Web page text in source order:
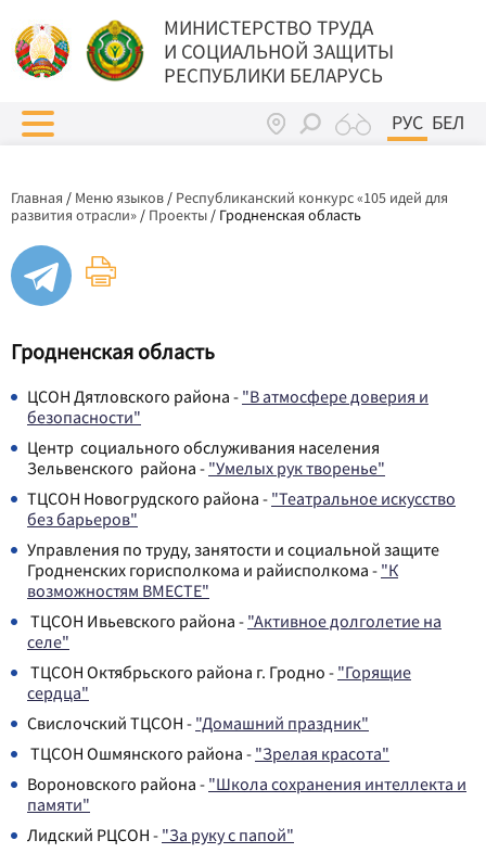
МИНИСТЕРСТВО ТРУДА
И СОЦИАЛЬНОЙ ЗАЩИТЫ
РЕСПУБЛИКИ БЕЛАРУСЬ
РУС БЕЛ
Главная / Меню языков / Республиканский конкурс «105 идей для
развития отрасли» / Проекты / Гродненская область
Гродненская область
ЦСОН Дятловского района - "В атмосфере доверия и
безопасности"
Центр социального обслуживания населения
Зельвенского района - "Умелых рук творенье"
ТЦСОН Новогрудского района - "Театральное искусство
без барьеров"
Управления по труду, занятости и социальной защите
Гродненских горисполкома и райисполкома - "К
возможностям ВМЕСТЕ"
ТЦСОН Ивьевского района - "Активное долголетие на
селе"
ТЦСОН Октябрьского района г. Гродно - "Горящие
сердца"
Свислочский ТЦСОН - "Домашний праздник"
ТЦСОН Ошмянского района - "Зрелая красота"
Вороновского района - "Школа сохранения интеллекта и
памяти"
Лидский РЦСОН - "За руку с папой"